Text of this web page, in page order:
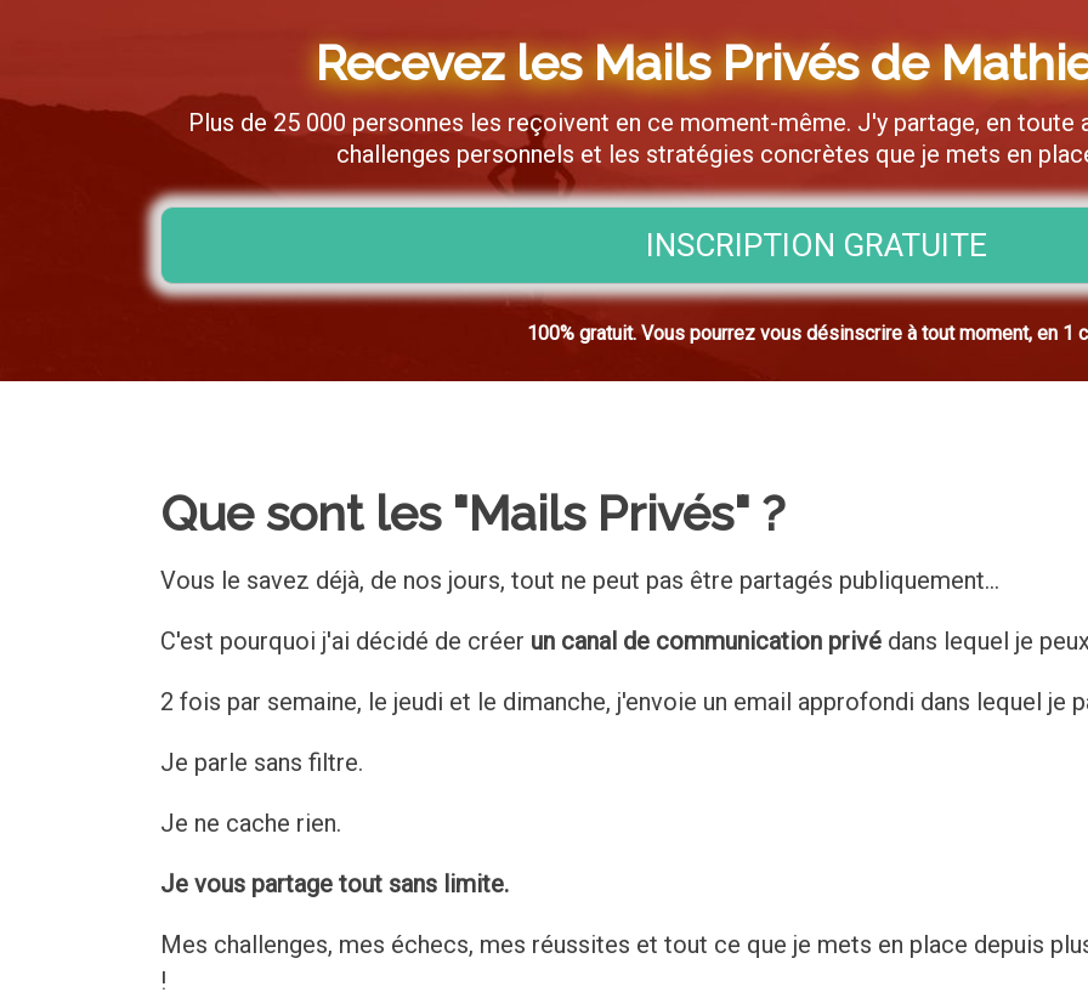
Recevez les Mails Privés de
Plus de 25 000 personnes les reçoivent en ce moment-même. J'y partage, en
challenges personnels et les stratégies concrètes que je mets en
INSCRIPTION GRATUITE
100% gratuit. Vous pourrez vous désinscrire à tout moment, en 1
Que sont les "Mails Privés" ?
Vous le savez déjà, de nos jours, tout ne peut pas être partagés publiquement...
C'est pourquoi j'ai décidé de créer un canal de communication privé dans lequel je
2 fois par semaine, le jeudi et le dimanche, j'envoie un email approfondi dans lequel je
Je parle sans filtre.
Je ne cache rien.
Je vous partage tout sans limite.
Mes challenges, mes échecs, mes réussites et tout ce que je mets en place depuis
!